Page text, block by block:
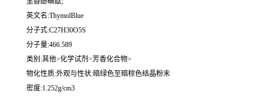
英文名:ThymolBlue
分子式:C27H30O5S
分子量:466.589
类别:其他>化学试剂>芳香化合物>
物化性质:外观与性状:暗绿色至暗棕色结晶粉末
密度:1.252g/cm3